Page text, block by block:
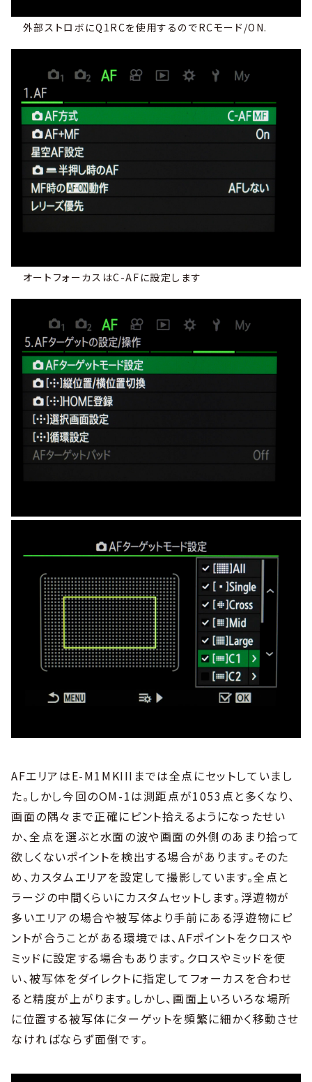
外部ストロボにQ1RCを使用するのでRCモード/ON.
オートフォーカスはC-AFに設定します
AFエリアはE-M1MKIIIまでは全点にセットしていまし
た。しかし今回のOM-1は測距点が1053点と多くなり、
画面の隅々まで正確にピント拾えるようになったせい
か、全点を選ぶと水面の波や画面の外側のあまり拾って
欲しくないポイントを検出する場合があります。そのた
め、カスタムエリアを設定して撮影しています。全点と
ラージの中間くらいにカスタムセットします。浮遊物が
多いエリアの場合や被写体より手前にある浮遊物にピ
ントが合うことがある環境では、AFポイントをクロスや
ミッドに設定する場合もあります。クロスやミッドを使
い、被写体をダイレクトに指定してフォーカスを合わせ
ると精度が上がります。しかし、画面上いろいろな場所
に位置する被写体にターゲットを頻繁に細かく移動させ
なければならず面倒です。